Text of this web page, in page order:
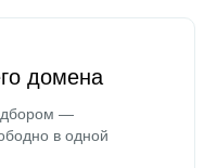
домена
—
в одной